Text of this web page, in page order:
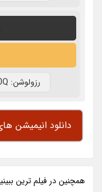
رزولوشن: 1080Q
دانلود انیمیشن
همچنين در فيلم ترين